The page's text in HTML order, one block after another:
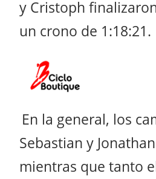
y Cristoph
un crono de 1:18:21.
En la general, los
Sebastian y
mientras que tanto